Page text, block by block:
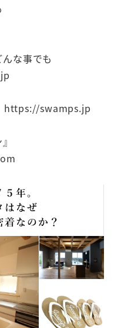
な事でも
https://swamps.jp